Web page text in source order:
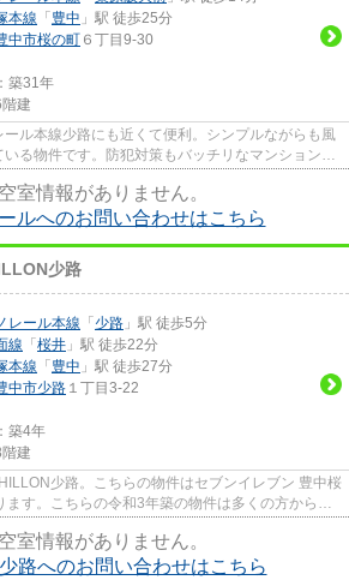
本線 「 豊中 」駅 徒歩25分
中市桜の町 ６丁目9-30
築31年
建
ール本線少路にも近くて便利。シンプルながらも風
る物件です。防犯対策もバッチリなマンションタ
室情報がありません。
ルへのお問い合わせはこちら
少路
レール本線 「 少路 」駅 徒歩5分
線 「 桜井 」駅 徒歩22分
本線 「 豊中 」駅 徒歩27分
中市少路 １丁目3-22
築4年
建
少路。こちらの物件はセブンイレブン 豊中桜
す。こちらの令和3年築の物件は多くの方からご
室情報がありません。
路へのお問い合わせはこちら